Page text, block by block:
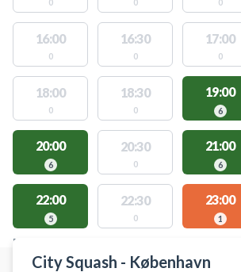
16:00
0
16:30
0
17:00
0
18:00
0
18:30
0
19:00
6
20:00
6
20:30
0
21:00
6
22:00
5
22:30
0
23:00
1
FACILITIES WITH AVAILABLE ACTIVITIES
City Squash - København